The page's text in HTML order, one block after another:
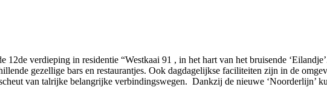
12de verdieping in residentie “Westkaai 91 , in het hart van het bruisende
gezellige bars en restaurantjes. Ook dagdagelijkse faciliteiten zijn in de
van talrijke belangrijke verbindingswegen. Dankzij de nieuwe ‘Noorderlijn’